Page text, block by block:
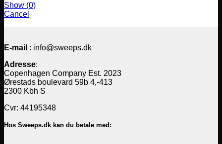
Show (0)
Cancel
E-mail : info@sweeps.dk
Adresse:
Copenhagen Company Est. 2023
Ørestads boulevard 59b 4,-413
2300 Kbh S
Cvr: 44195348
Hos Sweeps.dk kan du betale med: